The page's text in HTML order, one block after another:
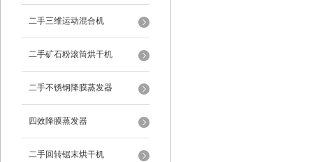
二手三维运动混合机
二手矿石粉滚筒烘干机
二手不锈钢降膜蒸发器
四效降膜蒸发器
二手回转锯末烘干机